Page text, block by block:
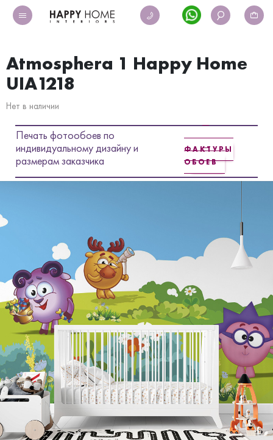
Atmosphera 1 Happy Home
UIA1218
Нет в наличии
Печать фотообоев по
индивидуальному дизайну и
размерам заказчика
ФАКТУРЫ
ОБОЕВ